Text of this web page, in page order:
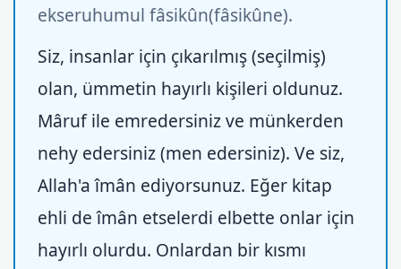
ekseruhumul fâsikûn(fâsikûne).
Siz, insanlar için çıkarılmış (seçilmiş)
olan, ümmetin hayırlı kişileri oldunuz.
Mâruf ile emredersiniz ve münkerden
nehy edersiniz (men edersiniz). Ve siz,
Allah'a îmân ediyorsunuz. Eğer kitap
ehli de îmân etselerdi elbette onlar için
hayırlı olurdu. Onlardan bir kısmı